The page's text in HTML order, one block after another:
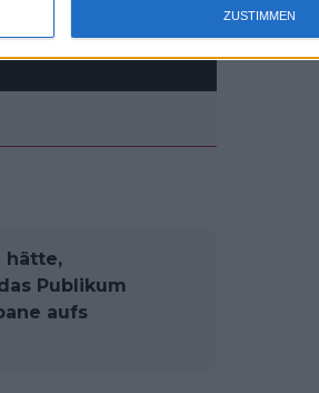
ZUSTIMMEN
hätte,
Publikum
aufs